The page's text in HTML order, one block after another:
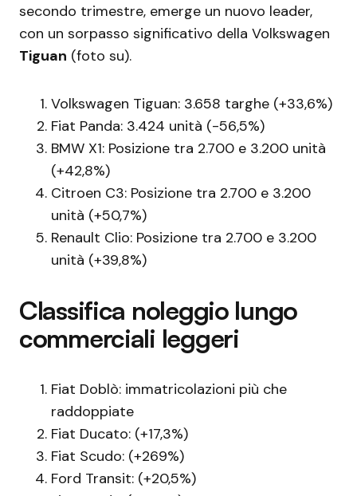
secondo trimestre, emerge un nuovo leader,
con un sorpasso significativo della Volkswagen
Tiguan (foto su).
Volkswagen Tiguan: 3.658 targhe (+33,6%)
Fiat Panda: 3.424 unità (-56,5%)
BMW X1: Posizione tra 2.700 e 3.200 unità
(+42,8%)
Citroen C3: Posizione tra 2.700 e 3.200
unità (+50,7%)
Renault Clio: Posizione tra 2.700 e 3.200
unità (+39,8%)
Classifica noleggio lungo
commerciali leggeri
Fiat Doblò: immatricolazioni più che
raddoppiate
Fiat Ducato: (+17,3%)
Fiat Scudo: (+269%)
Ford Transit: (+20,5%)